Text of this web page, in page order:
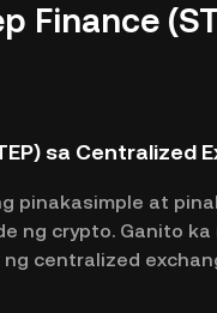
Finance
sa Centralized
pinakasimple at
ng crypto. Ganito
ng centralized